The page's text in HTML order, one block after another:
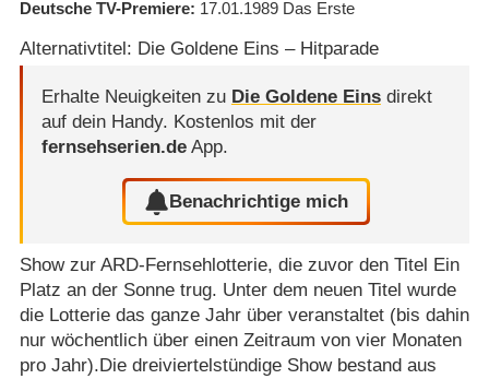
Deutsche TV-Premiere 17.01.1989 Das Erste
Alternativtitel: Die Goldene Eins – Hitparade
Erhalte Neuigkeiten zu Die Goldene Einsdirekt
auf dein Handy. Kostenlos mit der
fernsehserien.deApp.
Benachrichtige mich
Show zur ARD-Fernsehlotterie, die zuvor den Titel Ein
Platz an der Sonne trug. Unter dem neuen Titel wurde
die Lotterie das ganze Jahr über veranstaltet (bis dahin
nur wöchentlich über einen Zeitraum von vier Monaten
pro Jahr).Die dreiviertelstündige Show bestand aus